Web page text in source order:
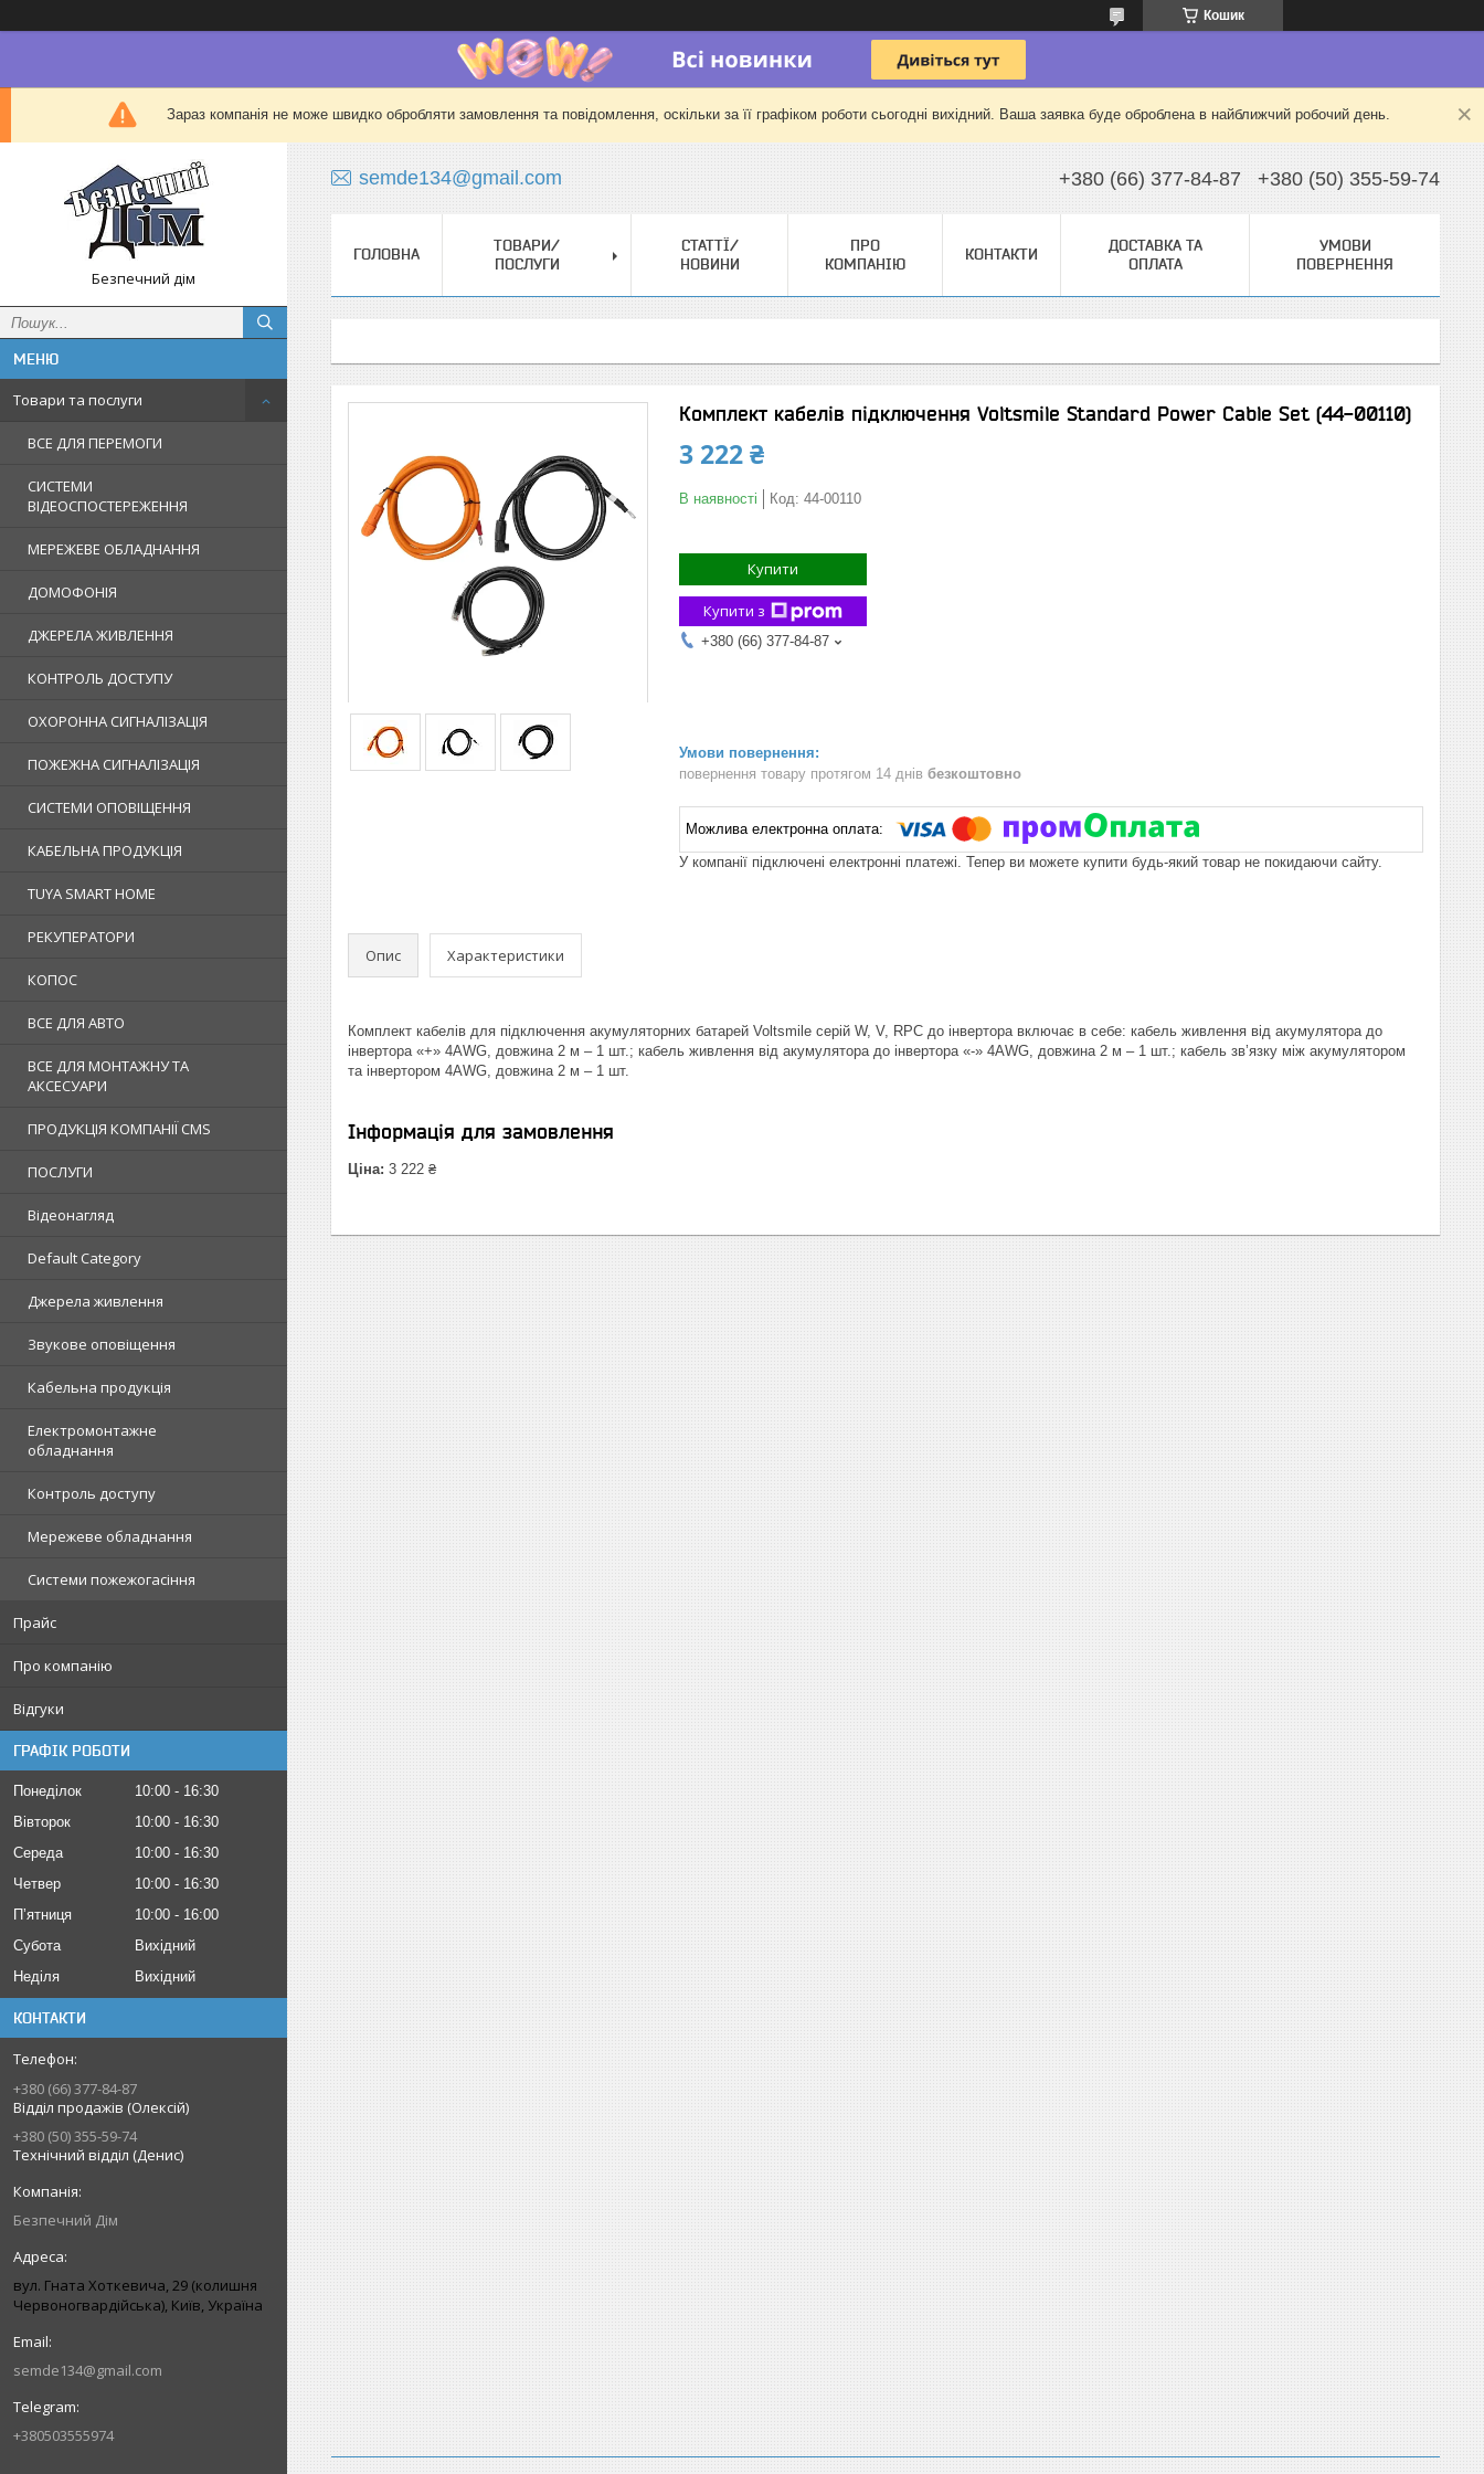
Кошик
Зараз компанія не може швидко обробляти замовлення та повідомлення, оскільки за її графіком роботи сьогодні вихідний. Ваша заявка буде оброблена в найближчий робочий день.
Безпечний дім
Товари та послуги
ВСЕ ДЛЯ ПЕРЕМОГИ
СИСТЕМИ
ВІДЕОСПОСТЕРЕЖЕННЯ
МЕРЕЖЕВЕ ОБЛАДНАННЯ
ДОМОФОНІЯ
ДЖЕРЕЛА ЖИВЛЕННЯ
КОНТРОЛЬ ДОСТУПУ
ОХОРОННА СИГНАЛІЗАЦІЯ
ПОЖЕЖНА СИГНАЛІЗАЦІЯ
СИСТЕМИ ОПОВІЩЕННЯ
КАБЕЛЬНА ПРОДУКЦІЯ
TUYA SMART HOME
РЕКУПЕРАТОРИ
КОПОС
ВСЕ ДЛЯ АВТО
ВСЕ ДЛЯ МОНТАЖНУ ТА
АКСЕСУАРИ
ПРОДУКЦІЯ КОМПАНІЇ CMS
ПОСЛУГИ
Відеонагляд
Default Category
Джерела живлення
Звукове оповіщення
Кабельна продукція
Електромонтажне
обладнання
Контроль доступу
Мережеве обладнання
Системи пожежогасіння
Прайс
Про компанію
Відгуки
ГРАФІК РОБОТИ
Понеділок 10:00
16:30
Вівторок
10:00
16:30
Середа
10:00
16:30
Четвер
10:00
16:30
Пʼятниця
10:00
16:00
Субота
Вихідний
Неділя
Вихідний
КОНТАКТИ
+380 (66) 377-84-87
Відділ продажів (Олексій)
+380 (50) 355-59-74
Технічний відділ (Денис)
Безпечний Дім
вул. Гната Хоткевича, 29 (колишня
Червоногвардійська), Київ, Україна
semde134@gmail.com
+380503555974
semde134@gmail.com +380 (66) 377-84-87 +380 (50) 355-59-74
ГОЛОВНА
ТОВАРИ/
ПОСЛУГИ
СТАТТЇ/
НОВИНИ
ПРО
КОМПАНІЮ
КОНТАКТИ
ДОСТАВКА ТА
ОПЛАТА
УМОВИ
ПОВЕРНЕННЯ
Комплект кабелів підключення Voltsmile Standard Power Cable Set (44-00110)
3 222 ₴
В наявності Код: 44-00110
Купити
Купити з
+380 (66) 377-84-87
повернення товару протягом 14 днів безкоштовно
У компанії підключені електронні платежі. Тепер ви можете купити будь-який товар не покидаючи сайту.
Опис Характеристики
Комплект кабелів для підключення акумуляторних батарей Voltsmile серій W, V, RPC до інвертора включає в себе: кабель живлення від акумулятора до
інвертора «+» 4AWG, довжина 2 м – 1 шт.; кабель живлення від акумулятора до інвертора «-» 4AWG, довжина 2 м – 1 шт.; кабель зв’язку між акумулятором
та інвертором 4AWG, довжина 2 м – 1 шт.
Інформація для замовлення
Ціна: 3 222 ₴